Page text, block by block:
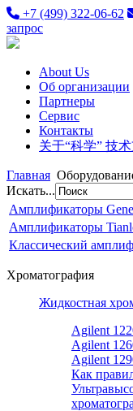
+7 (499) 322-06-62
запрос
About Us
Об организации
Партнеры
Сервис
Контакты
关于“科学” 技
Главная
Искать...
Амплификаторы
Амплификаторы
Классический
Хроматография
Жидкостная
Agilent
Agilent
Agilent
Как